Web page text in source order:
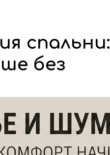
спальни:
без